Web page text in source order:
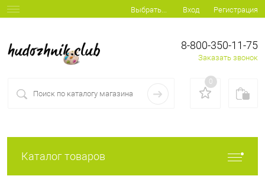
Выбрать... Вход Регистрация
8-800-350-11-75
Заказать звонок
0
Каталог товаров